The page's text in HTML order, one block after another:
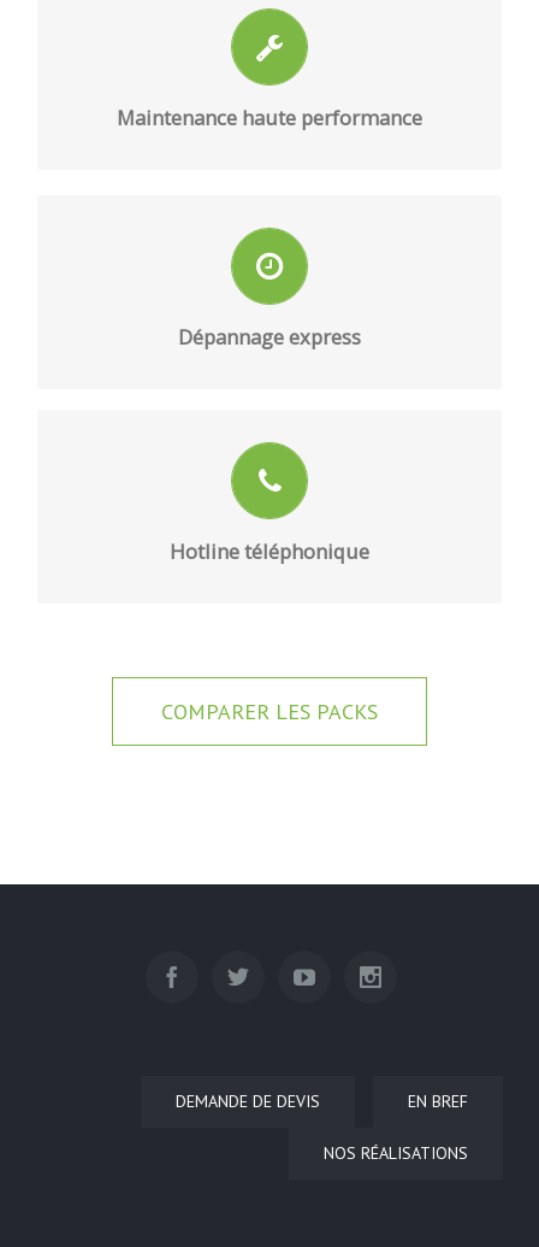
Maintenance haute performance
Mise en conformité et vérifications périodiques
obligatoires.
EN SAVOIR PLUS
Dépannage express
Assistance dépannage
Hotline téléphonique
À votre disposition 24h/24, 7j/7.
COMPARER LES PACKS
EN BREF
DEMANDE DE DEVIS
NOS RÉALISATIONS